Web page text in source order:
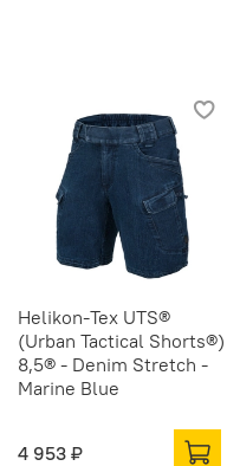
Helikon-Tex UTS®
(Urban Tactical Shorts®)
8,5® - Denim Stretch -
Marine Blue
4 953 ₽